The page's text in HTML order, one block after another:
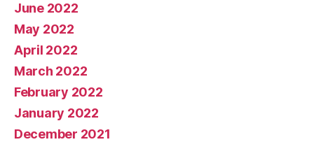
June 2022
May 2022
April 2022
March 2022
February 2022
January 2022
December 2021